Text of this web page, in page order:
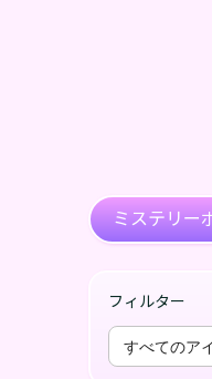
ミステリー
フィルター
すべてのア